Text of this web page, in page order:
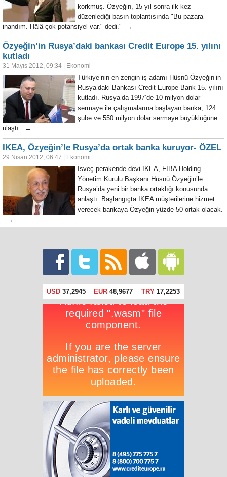
korkmuş. Özyeğin, 15 yıl sonra ilk kez
düzenlediği basın toplantısında "Bu pazara
inandım. Hâlâ çok potansiyel var." dedi." →
Özyeğin’in Rusya’daki bankası Credit Europe 15. yılını
kutladı
31 Mayıs 2012, 09:34 Ekonomi
Türkiye’nin en zengin iş adamı Hüsnü Özyeğin’in
Rusya’daki Bankası Credit Europe Bank 15. yılını
kutladı. Rusya’da 1997’de 10 milyon dolar
sermaye ile çalışmalarına başlayan banka, 124
şube ve 550 milyon dolar sermaye büyüklüğüne
ulaştı. →
IKEA, Özyeğin’le Rusya’da ortak banka kuruyor- ÖZEL
29 Nisan 2012, 06:47 Ekonomi
İsveç perakende devi IKEA, FİBA Holding
Yönetim Kurulu Başkanı Hüsnü Özyeğin’le
Rusya’da yeni bir banka ortaklığı konusunda
anlaştı. Başlangıçta IKEA müşterilerine hizmet
verecek bankaya Özyeğin yüzde 50 ortak olacak.
→
USD 37,2945 EUR 48,9677 TRY 17,2253